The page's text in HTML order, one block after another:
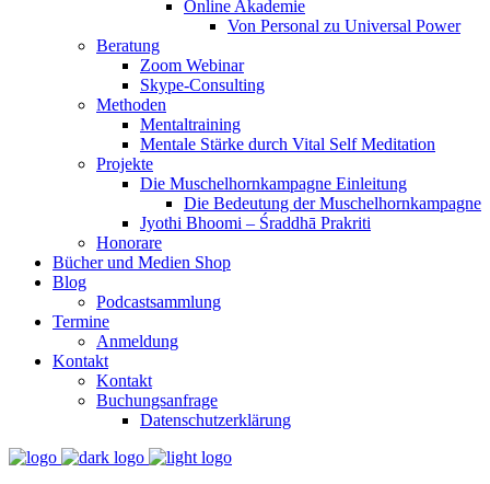
Online Akademie
Von Personal zu Universal Power
Beratung
Zoom Webinar
Skype-Consulting
Methoden
Mentaltraining
Mentale Stärke durch Vital Self Meditation
Projekte
Die Muschelhornkampagne Einleitung
Die Bedeutung der Muschelhornkampagne
Jyothi Bhoomi – Śraddhā Prakriti
Honorare
Bücher und Medien Shop
Blog
Podcastsammlung
Termine
Anmeldung
Kontakt
Kontakt
Buchungsanfrage
Datenschutzerklärung